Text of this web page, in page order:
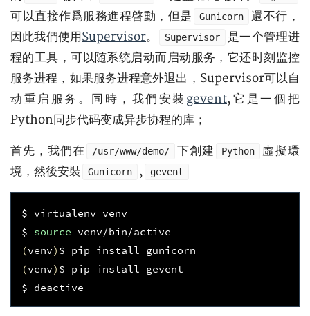
可以直接作爲服務進程啓動，但是 Gunicorn
還不行，
因此我們使用Supervisor。 Supervisor
是一个管理进
程的工具，可以随系统启动而启动服务，它还时刻监控
服务进程，如果服务进程意外退出，Supervisor可以自
动重启服务。同時，我們安裝 gevent,它是一個把
Python同步代码变成异步协程的库；
首先，我們在 /usr/www/demo/ 下創建 Python
虛擬環
境，然後安裝
Gunicorn , gevent
$ virtualenv venv
$ source
(venv)
(venv) $ pip install gevent